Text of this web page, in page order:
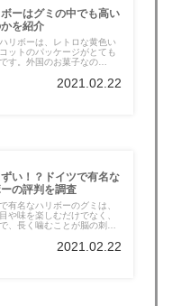
ーはグミの中でも高い
を紹介
リボーは、レトロな黄色い
ットのパッケージがとても
す。外国のお菓子なの
2021.02.22
い！？ドイツで有名な
の評判を調査
有名なハリボーのグミは、
や味を楽しむだけでなく、
、長く噛むことが脳の刺
2021.02.22